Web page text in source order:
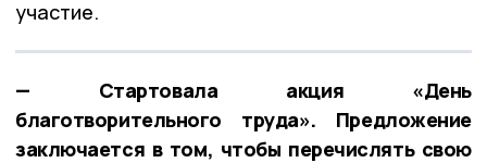
участие.
— Стартовала акция «День
благотворительного труда». Предложение
заключается в том, чтобы перечислять свою